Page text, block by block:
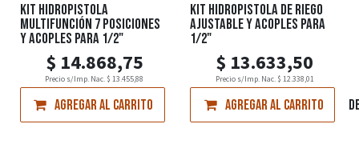
KIT HIDROPISTOLA
MULTIFUNCIÓN 7 POSICIONES
Y ACOPLES PARA 1/2"
$ 14.868,75
Precio s/Imp. Nac. $13.455,88
Agregar al carrito Agregar a la lista de
KIT HIDROPISTOLA DE RIEGO
AJUSTABLE Y ACOPLES PARA
1/2"
$ 13.633,50
Precio s/Imp. Nac. $ 12.338,01
Agregar al carrito